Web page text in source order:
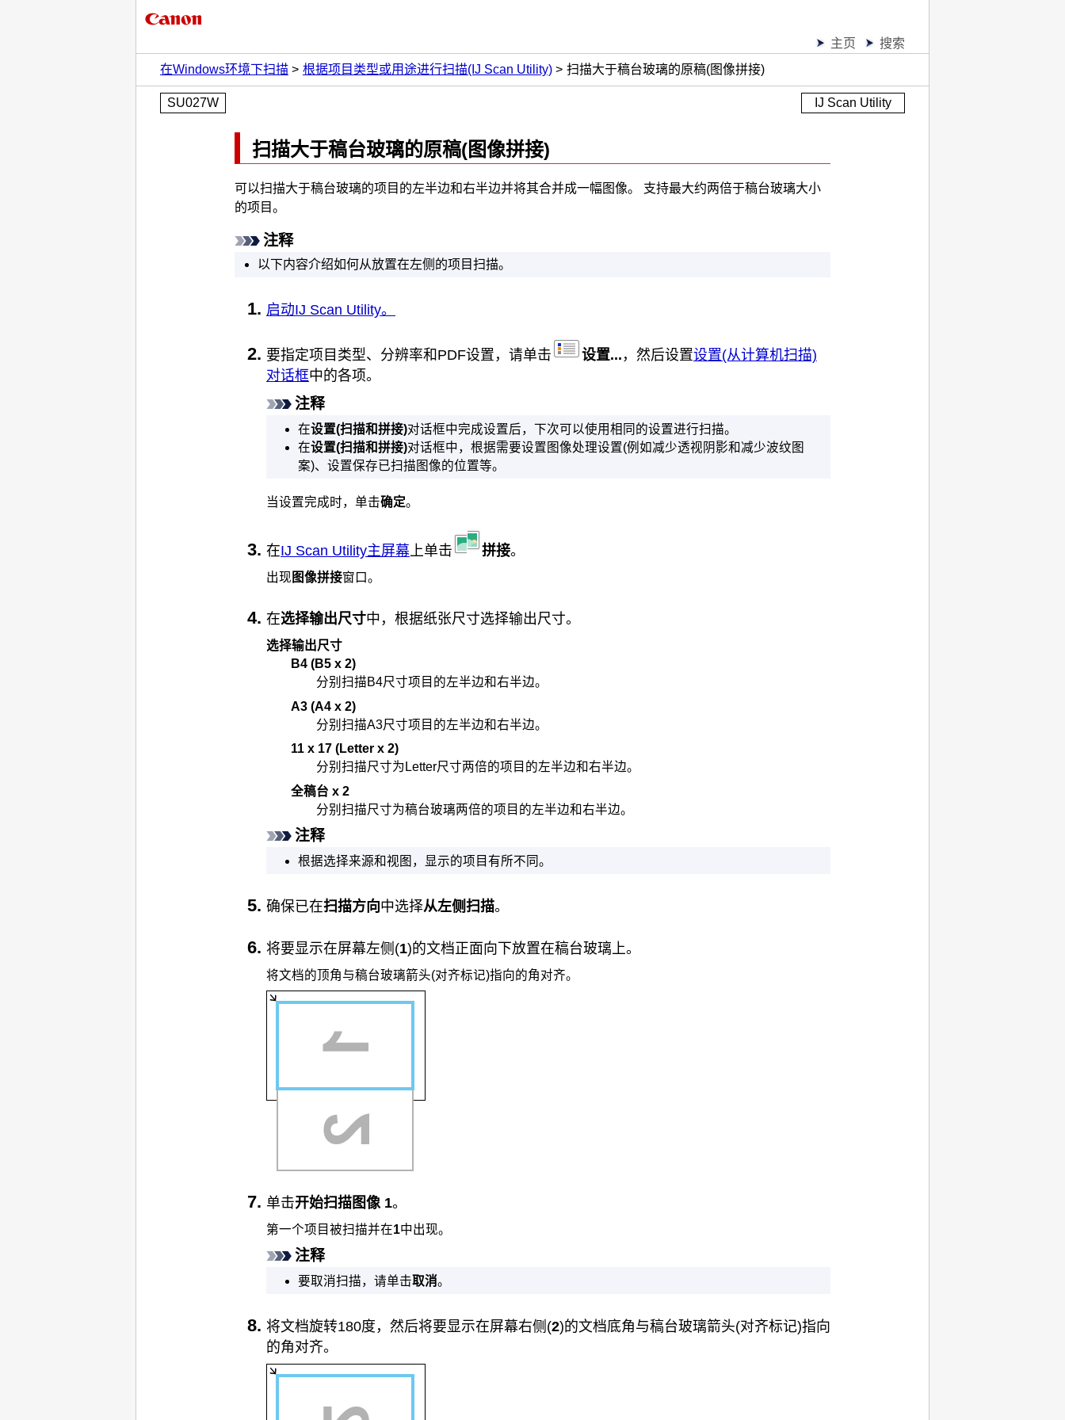
主页
搜索
在Windows环境下扫描
根据项目类型或用途进行扫描(IJ Scan Utility) 扫描大于稿台玻璃的原稿(图像拼接)
SU027W IJ Scan Utility
扫描大于稿台玻璃的原稿(图像拼接)
可以扫描大于稿台玻璃的项目的左半边和右半边并将其合并成一幅图像。
支持最大约两倍于稿台玻璃大小
的项目。
注释
以下内容介绍如何从放置在左侧的项目扫描。
启动IJ Scan Utility。
要指定项目类型、分辨率和PDF设置，请单击 设置... ，然后设置设置(从计算机扫描)
对话框中的各项。
注释
在设置(扫描和拼接)对话框中完成设置后，下次可以使用相同的设置进行扫描。
在设置(扫描和拼接)对话框中，根据需要设置图像处理设置(例如减少透视阴影和减少波纹图
案)、设置保存已扫描图像的位置等。
当设置完成时，单击确定。
在IJ Scan Utility主屏幕上单击 拼接。
出现 图像拼接窗口。
在选择输出尺寸中，根据纸张尺寸选择输出尺寸。
选择输出尺寸
B4 (B5 x 2)
分别扫描B4尺寸项目的左半边和右半边。
A3 (A4 x 2)
分别扫描A3尺寸项目的左半边和右半边。
11 x 17 (Letter x 2)
分别扫描尺寸为Letter尺寸两倍的项目的左半边和右半边。
全稿台 x 2
分别扫描尺寸为稿台玻璃两倍的项目的左半边和右半边。
注释
根据选择来源和视图，显示的项目有所不同。
确保已在扫描方向中选择从左侧扫描。
将要显示在屏幕左侧(1)的文档正面向下放置在稿台玻璃 上。
将文档的顶角与稿台玻璃箭头(对齐标记)指向的角对齐。
单击开始扫描图像 1。
第一个项目被扫描并在1中出现。
注释
要取消扫描，请单击取消。
将文档旋转180度，然后将要显示在屏幕右侧(2)的文档底角与稿台玻璃箭头(对齐标记)指向
的角对齐。